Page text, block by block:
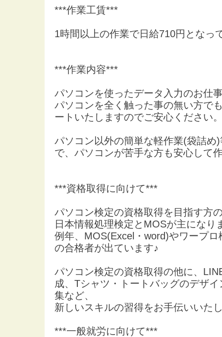
***作業工賃***
1時間以上の作業で日給710円となっ
***作業内容***
パソコンを使ったデータ入力のお仕
パソコンを全く触った事の無い方で
ートいたしますのでご安心ください
パソコン以外の簡単な軽作業(袋詰め
で、パソコンが苦手な方も安心して
***資格取得に向けて***
パソコン検定の資格取得を目指す方
日本情報処理検定とMOSが主になり
例年、MOS(Excel・word)やワープ
の合格者が出ています♪
パソコン検定の資格取得の他に、
成、Tシャツ・トートバッグのデザ
集など、
新しいスキルの習得をお手伝いいた
***一般就労に向けて***